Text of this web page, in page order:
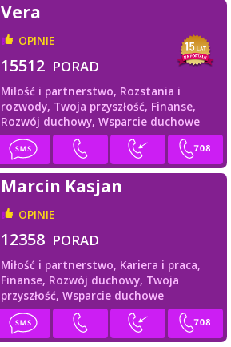
Vera
OPINIE
15512 PORAD
Miłość i partnerstwo, Rozstania i
rozwody, Twoja przyszłość, Finanse,
Rozwój duchowy, Wsparcie duchowe
Marcin Kasjan
OPINIE
12358 PORAD
Miłość i partnerstwo, Kariera i praca,
Finanse, Rozwój duchowy, Twoja
przyszłość, Wsparcie duchowe